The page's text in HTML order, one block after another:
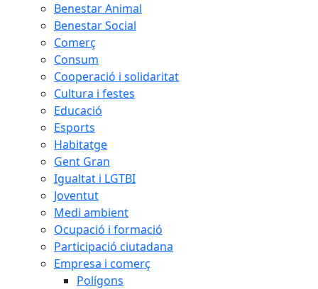
Benestar Animal
Benestar Social
Comerç
Consum
Cooperació i solidaritat
Cultura i festes
Educació
Esports
Habitatge
Gent Gran
Igualtat i LGTBI
Joventut
Medi ambient
Ocupació i formació
Participació ciutadana
Empresa i comerç
Polígons